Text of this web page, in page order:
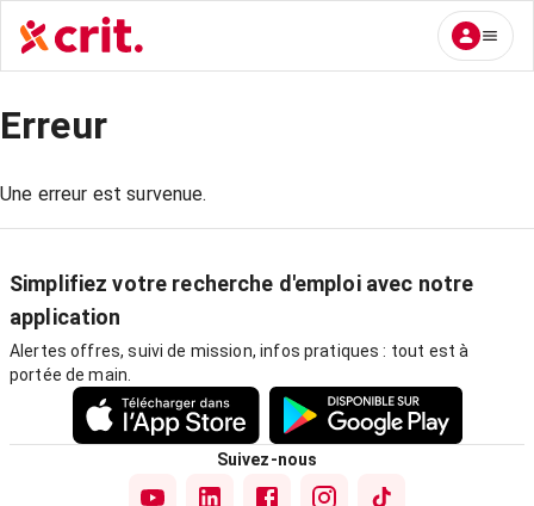
Erreur
Une erreur est survenue.
Simplifiez votre recherche d'emploi avec notre
application
Alertes offres, suivi de mission, infos pratiques : tout est à
portée de main.
Suivez-nous